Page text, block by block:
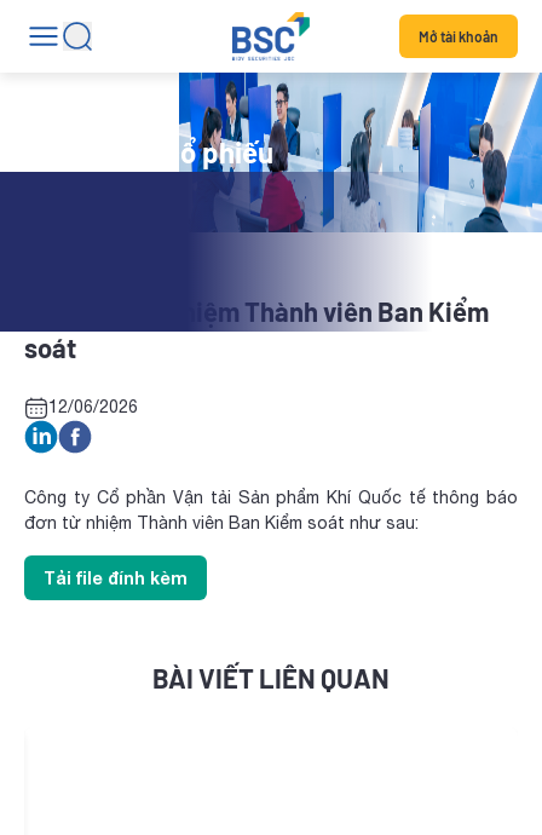
Mở tài khoản
Tin tức mã cổ phiếu
GSP: Đơn từ nhiệm Thành viên Ban Kiểm
soát
12/06/2026
Công ty Cổ phần Vận tải Sản phẩm Khí Quốc tế thông báo
đơn từ nhiệm Thành viên Ban Kiểm soát như sau:
Tải file đính kèm
BÀI VIẾT LIÊN QUAN